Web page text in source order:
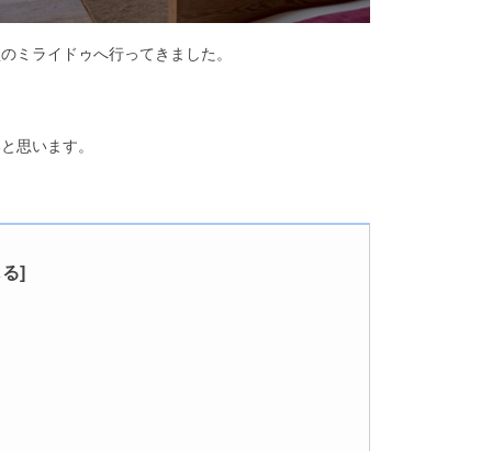
ミライドゥへ行ってきました。
思います。